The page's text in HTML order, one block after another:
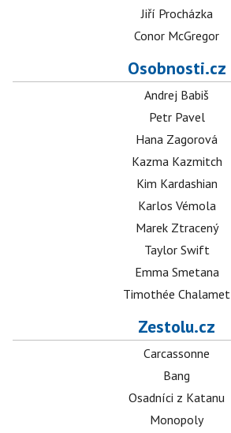
Jiří Procházka
Conor McGregor
Osobnosti.cz
Andrej Babiš
Petr Pavel
Hana Zagorová
Kazma Kazmitch
Kim Kardashian
Karlos Vémola
Marek Ztracený
Taylor Swift
Emma Smetana
Timothée Chalamet
Zestolu.cz
Carcassonne
Bang
Osadníci z Katanu
Monopoly